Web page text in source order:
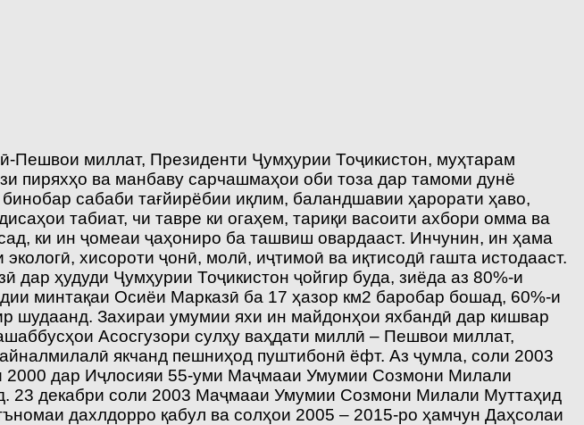
Пешвои миллат, Президенти Ҷумҳурии Тоҷикистон, муҳтарам
пиряхҳо ва манбаву сарчашмаҳои оби тоза дар тамоми дунё
сабаби тағйирёбии иқлим, баландшавии ҳарорати ҳаво,
табиат, чи тавре ки огаҳем, тариқи васоити ахбори омма ва
ки ин ҷомеаи ҷаҳониро ба ташвиш овардааст. Инчунин, ин ҳама
хисороти ҷонӣ, молӣ, иҷтимоӣ ва иқтисодӣ гашта истодааст.
дар ҳудуди Ҷумҳурии Тоҷикистон ҷойгир буда, зиёда аз 80%-и
минтақаи Осиёи Марказӣ ба 17 ҳазор км2 баробар бошад, 60%-и
шудаанд. Захираи умумии яхи ин майдонҳои яхбандӣ дар кишвар
Асосгузори сулҳу ваҳдати миллӣ – Пешвои миллат,
якчанд пешниҳод пуштибонӣ ёфт. Аз ҷумла, соли 2003
2000 дар Иҷлосияи 55-уми Маҷмааи Умумии Созмони Милали
23 декабри соли 2003 Маҷмааи Умумии Созмони Милали Муттаҳид
дахлдорро қабул ва солҳои 2005 – 2015-ро ҳамчун Даҳсолаи